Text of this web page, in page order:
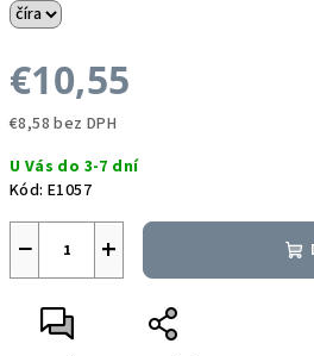
€10,55
€8,58 bez DPH
cena:
U Vás do 3-7 dní
Kód: E1057
+
−